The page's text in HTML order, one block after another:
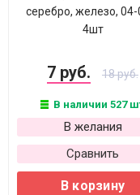
серебро, железо, 04-
4шт
7 руб. 18 руб.
В наличии 527
В желания
Сравнить
В корзину